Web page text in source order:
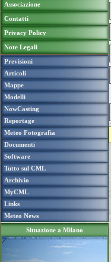
Associazione
Contatti
Privacy Policy
Note Legali
Previsioni
Articoli
Mappe
Modelli
NowCasting
Reportage
Meteo Fotografia
Documenti
Software
Tutto sul CML
Archivio
MyCML
Links
Meteo News
Situazione a Milano